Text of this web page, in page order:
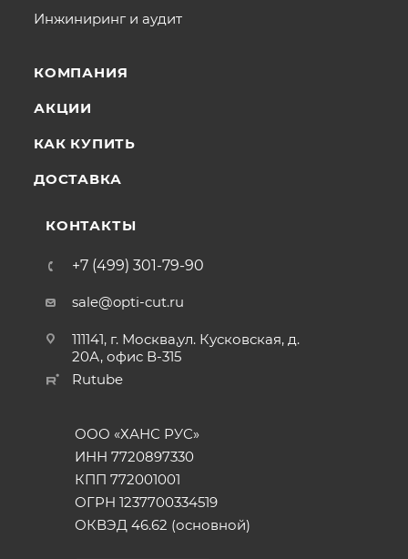
Инжиниринг и аудит
КОМПАНИЯ
АКЦИИ
КАК КУПИТЬ
ДОСТАВКА
КОНТАКТЫ
+7 (499) 301-79-90
sale@opti-cut.ru
111141, г. Москва,ул. Кусковская, д.
20А, офис В-315
Rutube
ООО «ХАНС РУС»
ИНН 7720897330
КПП 772001001
ОГРН 1237700334519
ОКВЭД 46.62 (основной)